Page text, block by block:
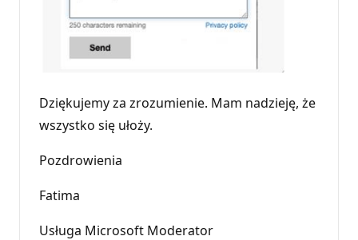
Dziękujemy za zrozumienie. Mam nadzieję, że
wszystko się ułoży.
Pozdrowienia
Fatima
Usługa Microsoft Moderator